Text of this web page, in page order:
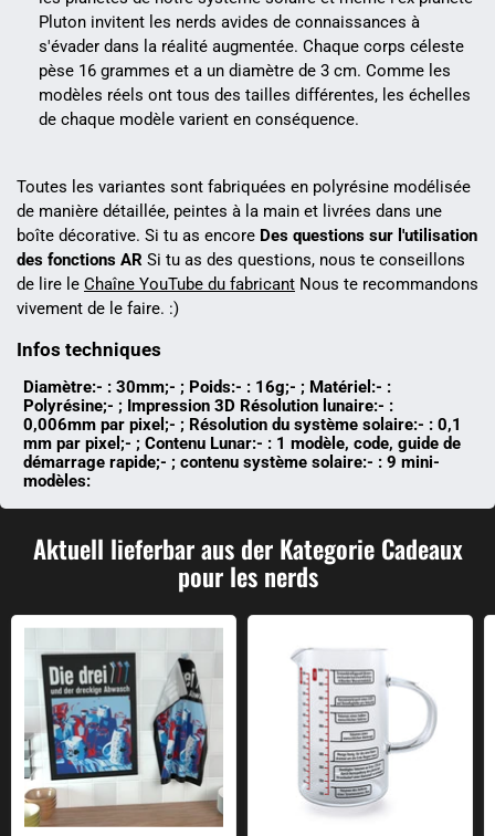
Pluton invitent les nerds avides de connaissances à
s'évader dans la réalité augmentée. Chaque corps céleste
pèse 16 grammes et a un diamètre de 3 cm. Comme les
modèles réels ont tous des tailles différentes, les échelles
de chaque modèle varient en conséquence.
Toutes les variantes sont fabriquées en polyrésine modélisée
de manière détaillée, peintes à la main et livrées dans une
boîte décorative. Si tu as encore Des questions sur l'utilisation
des fonctions AR Si tu as des questions, nous te conseillons
de lire le Chaîne YouTube du fabricant Nous te recommandons
vivement de le faire. :)
Infos techniques
Diamètre:- : 30mm;- ; Poids:- : 16g;- ; Matériel:- :
Polyrésine;- ; Impression 3D Résolution lunaire:- :
0,006mm par pixel;- ; Résolution du système solaire:- : 0,1
mm par pixel;- ; Contenu Lunar:- : 1 modèle, code, guide de
démarrage rapide;- ; contenu système solaire:- : 9 mini-
modèles:
Aktuell lieferbar aus der Kategorie Cadeaux
pour les nerds